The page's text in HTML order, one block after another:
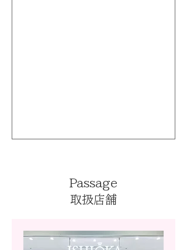
Passage
取扱店舗